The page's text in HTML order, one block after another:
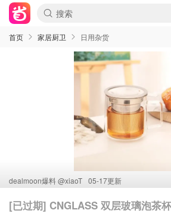
首页 家居厨卫 日用杂货
dealmoon爆料 @xiaoT 05-17更新
[已过期] CNGLASS 双层玻璃泡茶